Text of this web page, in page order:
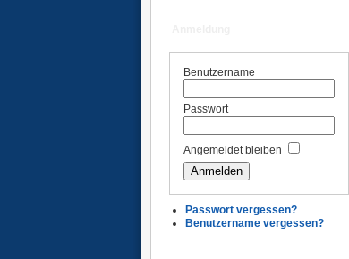
Benutzername
Passwort
Angemeldet bleiben
Passwort vergessen?
Benutzername vergessen?